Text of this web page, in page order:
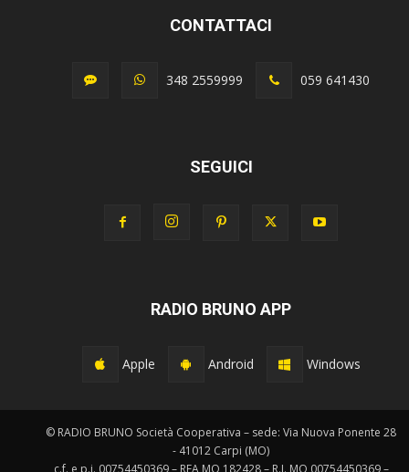
CONTATTACI
348 2559999 059 641430
SEGUICI
RADIO BRUNO APP
Apple Android Windows
© RADIO BRUNO Società Cooperativa – sede: Via Nuova Ponente 28
- 41012 Carpi (MO)